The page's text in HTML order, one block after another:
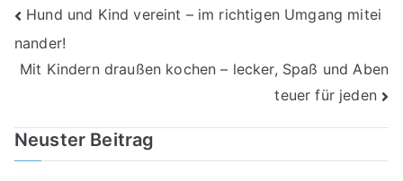
Beitragsnavigation
Hund und Kind vereint – im richtigen Umgang mitei
nander!
Mit Kindern draußen kochen – lecker, Spaß und Aben
teuer für jeden
Neuster Beitrag